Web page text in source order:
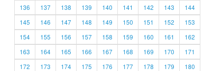
136
137 138 139 140 141 142 143
144
145
146 147 148 149 150 151 152
153
154
155 156 157 158 159 160 161
162
163
164 165 166 167 168 169 170
171
172
173 174 175 176 177 178 179
180